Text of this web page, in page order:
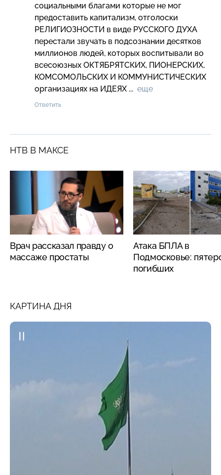
социальными благами которые не мог
предоставить капитализм, отголоски
РЕЛИГИОЗНОСТИ в виде РУССКОГО ДУХА
перестали звучать в подсознании десятков
миллионов людей, которых воспитывали во
всесоюзных ОКТЯБРЯТСКИХ, ПИОНЕРСКИХ,
КОМСОМОЛЬСКИХ И КОММУНИСТИЧЕСКИХ
организациях на ИДЕЯХ ... еще
Ответить
НТВ В МАКСЕ
Врач рассказал правду о
массаже простаты
Атака БПЛА в
Подмосковье:
погибших
КАРТИНА ДНЯ